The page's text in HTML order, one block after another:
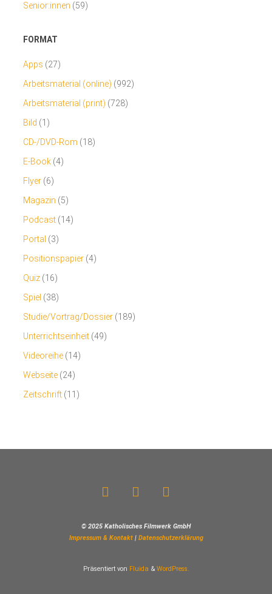
Senior:innen (59)
FORMAT
Apps (27)
Arbeitsmaterial (online) (992)
Arbeitsmaterial (print) (728)
Bild (1)
CD-/DVD-Rom (18)
E-Book (4)
Flyer (6)
Magazin (5)
Podcast (14)
Portal (3)
Positionspapier (4)
Quiz (16)
Spiel (38)
Studie/Vortrag/Dossier (189)
Unterrichtseinheit (49)
Videoreihe (14)
Webseite (24)
Zeitschrift (11)
© 2025 Katholisches Filmwerk GmbH
Impressum & Kontakt| Datenschutzerklärung
Präsentiert von Fluida & WordPress.